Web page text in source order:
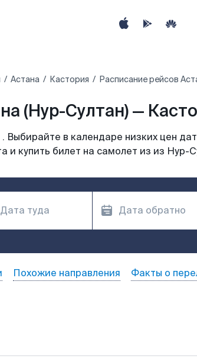
Астана Кастория Расписание рейсов
(Нур-Султан) —
Выбирайте в календаре низких цен
и купить билет на самолет из из Нур-
Похожие направления Факты о